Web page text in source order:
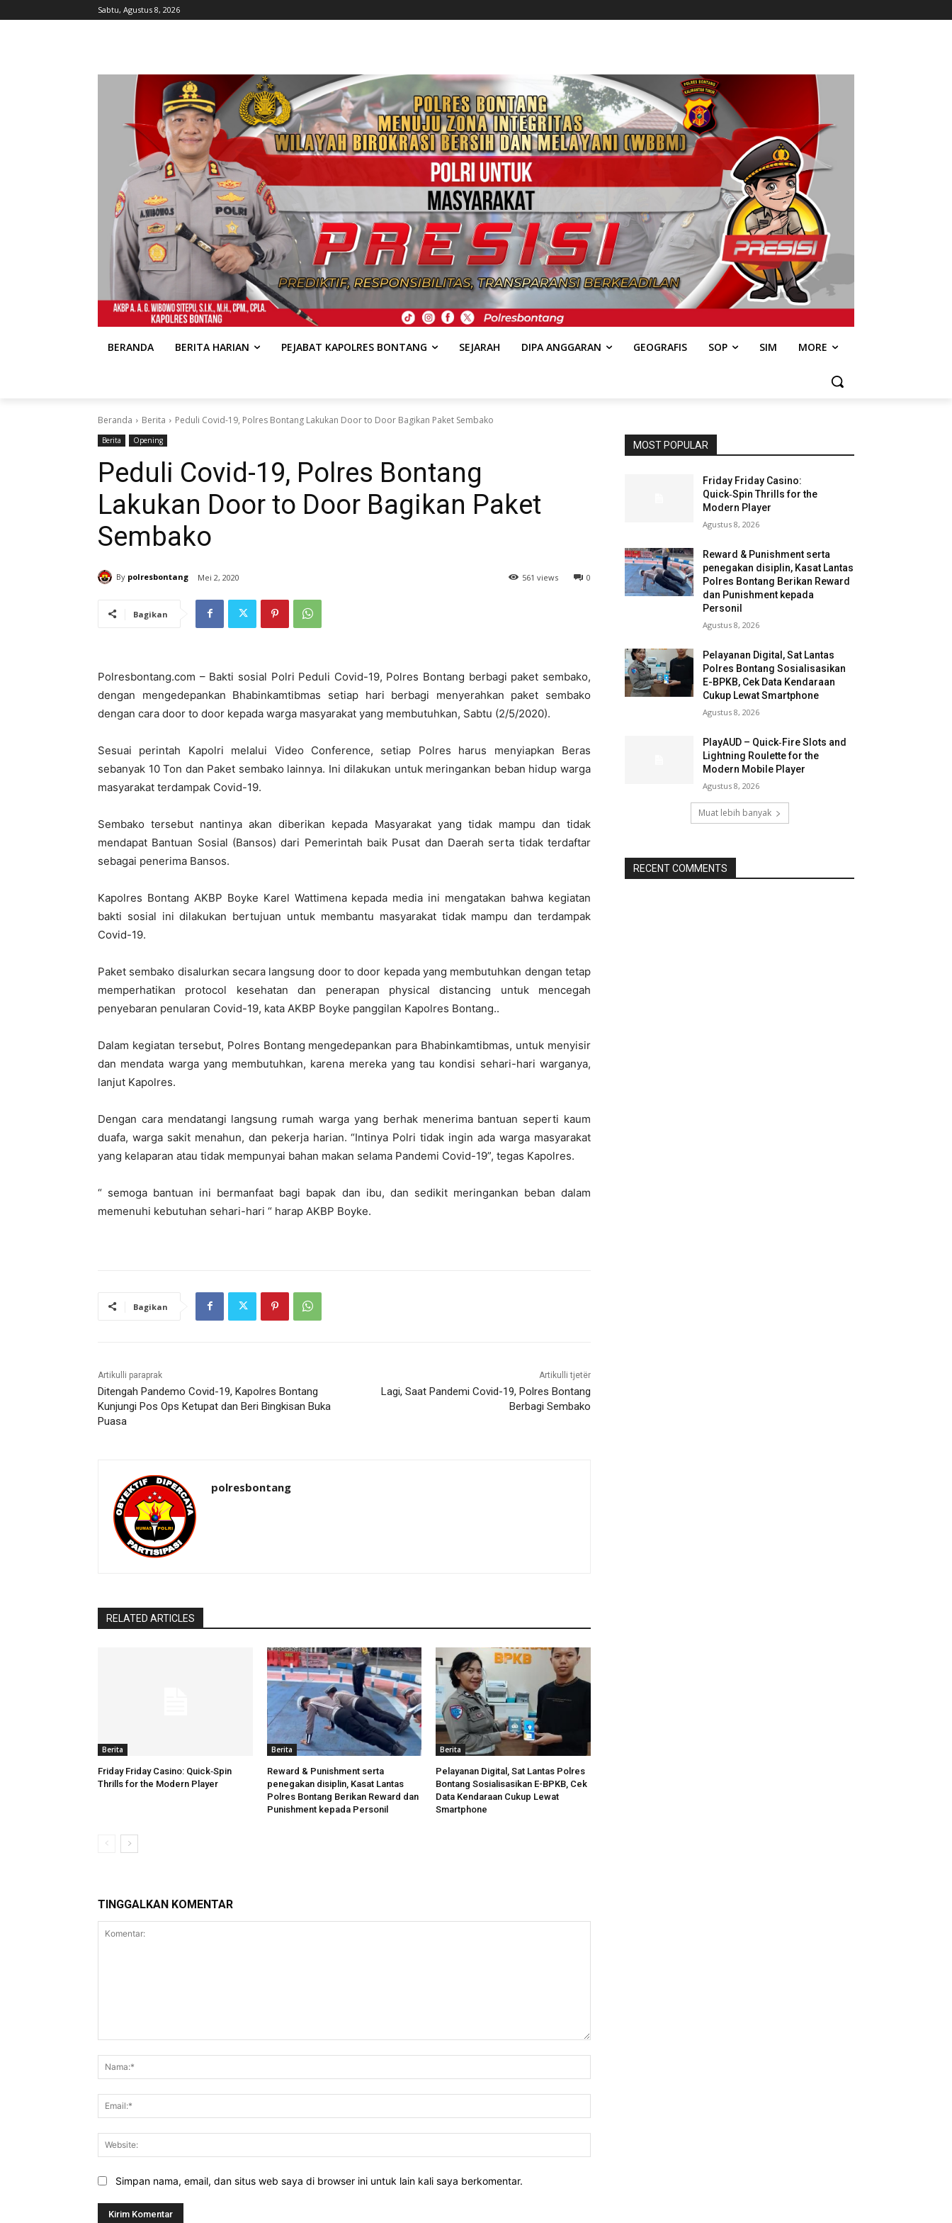
Sabtu, Agustus 8, 2026
BERANDA BERITA HARIAN PEJABAT KAPOLRES BONTANG SEJARAH DIPA ANGGARAN GEOGRAFIS SOP SIM MORE
Beranda Berita Peduli Covid-19, Polres Bontang Lakukan Door to Door Bagikan Paket Sembako
Berita Opening
Peduli Covid-19, Polres Bontang
Lakukan Door to Door Bagikan Paket
Sembako
By polresbontang Mei 2, 2020 0
561 views
Bagikan
Polresbontang.com – Bakti sosial Polri Peduli Covid-19, Polres Bontang berbagi paket sembako,
dengan mengedepankan Bhabinkamtibmas setiap hari berbagi menyerahkan paket sembako
dengan cara door to door kepada warga masyarakat yang membutuhkan, Sabtu (2/5/2020).
Sesuai perintah Kapolri melalui Video Conference, setiap Polres harus menyiapkan Beras
sebanyak 10 Ton dan Paket sembako lainnya. Ini dilakukan untuk meringankan beban hidup warga
masyarakat terdampak Covid-19.
Sembako tersebut nantinya akan diberikan kepada Masyarakat yang tidak mampu dan tidak
mendapat Bantuan Sosial (Bansos) dari Pemerintah baik Pusat dan Daerah serta tidak terdaftar
sebagai penerima Bansos.
Kapolres Bontang AKBP Boyke Karel Wattimena kepada media ini mengatakan bahwa kegiatan
bakti sosial ini dilakukan bertujuan untuk membantu masyarakat tidak mampu dan terdampak
Covid-19.
Paket sembako disalurkan secara langsung door to door kepada yang membutuhkan dengan tetap
memperhatikan protocol kesehatan dan penerapan physical distancing untuk mencegah
penyebaran penularan Covid-19, kata AKBP Boyke panggilan Kapolres Bontang..
Dalam kegiatan tersebut, Polres Bontang mengedepankan para Bhabinkamtibmas, untuk menyisir
dan mendata warga yang membutuhkan, karena mereka yang tau kondisi sehari-hari warganya,
lanjut Kapolres.
Dengan cara mendatangi langsung rumah warga yang berhak menerima bantuan seperti kaum
duafa, warga sakit menahun, dan pekerja harian. “Intinya Polri tidak ingin ada warga masyarakat
yang kelaparan atau tidak mempunyai bahan makan selama Pandemi Covid-19”, tegas Kapolres.
“ semoga bantuan ini bermanfaat bagi bapak dan ibu, dan sedikit meringankan beban dalam
memenuhi kebutuhan sehari-hari “ harap AKBP Boyke.
Bagikan
Artikulli paraprak
Ditengah Pandemo Covid-19, Kapolres Bontang
Kunjungi Pos Ops Ketupat dan Beri Bingkisan Buka
Puasa
Artikulli tjetër
Lagi, Saat Pandemi Covid-19, Polres Bontang
Berbagi Sembako
polresbontang
RELATED ARTICLES
Berita
Friday Friday Casino: Quick‑Spin
Thrills for the Modern Player
Berita
Reward & Punishment serta
penegakan disiplin, Kasat Lantas
Polres Bontang Berikan Reward dan
Punishment kepada Personil
Berita
Pelayanan Digital, Sat Lantas Polres
Bontang Sosialisasikan E-BPKB, Cek
Data Kendaraan Cukup Lewat
Smartphone
TINGGALKAN KOMENTAR
Simpan nama, email, dan situs web saya di browser ini untuk lain kali saya berkomentar.
MOST POPULAR
Friday Friday Casino:
Quick‑Spin Thrills for the
Modern Player
Agustus 8, 2026
Reward & Punishment serta
penegakan disiplin, Kasat Lantas
Polres Bontang Berikan Reward
dan Punishment kepada
Personil
Agustus 8, 2026
Pelayanan Digital, Sat Lantas
Polres Bontang Sosialisasikan
E-BPKB, Cek Data Kendaraan
Cukup Lewat Smartphone
Agustus 8, 2026
PlayAUD – Quick‑Fire Slots and
Lightning Roulette for the
Modern Mobile Player
Agustus 8, 2026
Muat lebih banyak
RECENT COMMENTS